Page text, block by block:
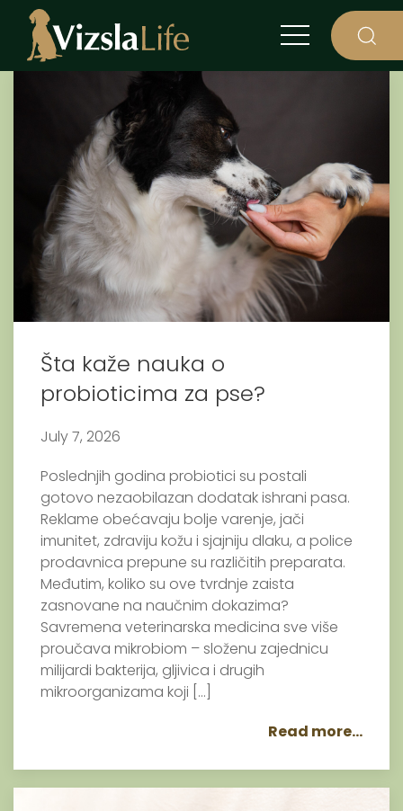
Šta kaže nauka o
probioticima za pse?
July 7, 2026
Poslednjih godina probiotici su postali
gotovo nezaobilazan dodatak ishrani pasa.
Reklame obećavaju bolje varenje, jači
imunitet, zdraviju kožu i sjajniju dlaku, a police
prodavnica prepune su različitih preparata.
Međutim, koliko su ove tvrdnje zaista
zasnovane na naučnim dokazima?
Savremena veterinarska medicina sve više
proučava mikrobiom – složenu zajednicu
milijardi bakterija, gljivica i drugih
mikroorganizama koji […]
Read more...